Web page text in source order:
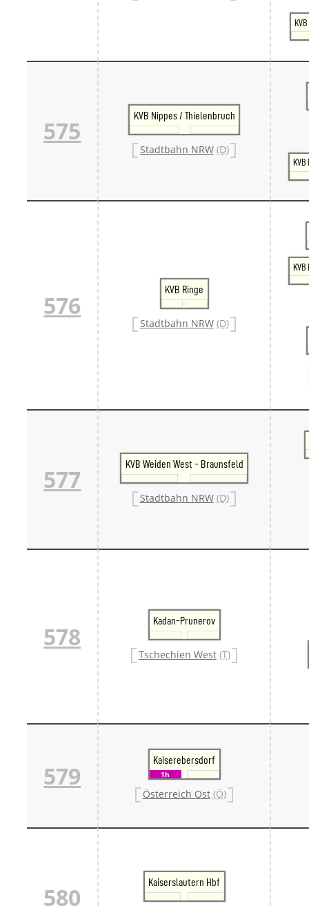
575
KVB Nippes / Thielenbruch
Stadtbahn NRW (D)
576
KVB Ringe
Stadtbahn NRW (D)
577
KVB Weiden West - Braunsfeld
Stadtbahn NRW (D)
578
Kadan-Prunerov
Tschechien West (T)
579
Kaiserebersdorf
1h
Österreich Ost (Ö)
580
Kaiserslautern Hbf